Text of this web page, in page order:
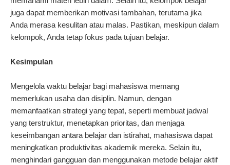
juga dapat memberikan motivasi tambahan, terutama jika
Anda merasa kesulitan atau malas. Pastikan, meskipun dalam
kelompok, Anda tetap fokus pada tujuan belajar.
Kesimpulan
Mengelola waktu belajar bagi mahasiswa memang
memerlukan usaha dan disiplin. Namun, dengan
memanfaatkan strategi yang tepat, seperti membuat jadwal
yang terstruktur, menetapkan prioritas, dan menjaga
keseimbangan antara belajar dan istirahat, mahasiswa dapat
meningkatkan produktivitas akademik mereka. Selain itu,
menghindari gangguan dan menggunakan metode belajar aktif